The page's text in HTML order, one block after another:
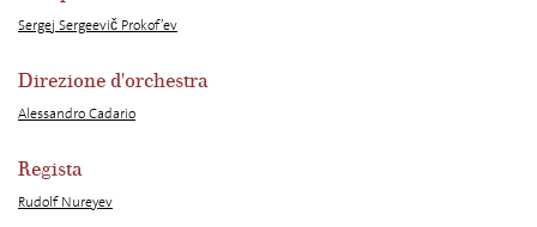
Sergej Sergeevič Prokof’ev
Direzione d'orchestra
Alessandro Cadario
Regista
Rudolf Nureyev